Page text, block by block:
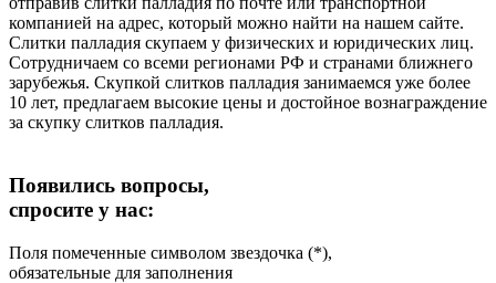
компанией на адрес, который можно найти на нашем сайте.
Слитки палладия скупаем у физических и юридических лиц.
Сотрудничаем со всеми регионами РФ и странами ближнего
зарубежья. Скупкой слитков палладия занимаемся уже более
10 лет, предлагаем высокие цены и достойное вознаграждение
за скупку слитков палладия.
Появились вопросы,
спросите у нас:
Поля помеченные символом звездочка (*),
обязательные для заполнения